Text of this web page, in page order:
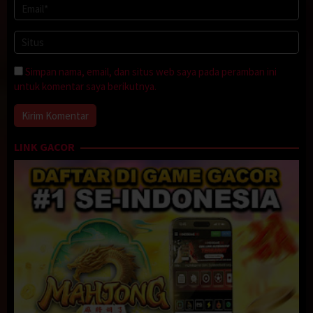
remas payudara Febby, terasa sangat kenyal meskipun abru dari
luar bajunya. Tangan Febbypun mulai memegang penisku yang
sudah dari tadi sangat tegang dan kenceng sekali.
Aku mulai membuka baju Febby, kubuka kancing bajunya satu
persatu dan melepaskan BH nya sekalian dan tampaklah susu
montok kenceng sekali milik Febby, aku yang sangat bernafsu
langsung melumat kedua putting merah merona milik Febby.
Febby mendesah kenikmatan “Aaaahhhh….Aaaahhhh..Puaskan
tangank membuka celana Febby dan celana dakamnya kemudian
aku memasukan jariku kedalam vagina Febby Febby tambah
merintih “Aaaarrrggghhh….. Maaasssss….” Aku terus memasuk
dan keluarkan jariku dari vagina Febby. 5 menit berselang Febby
merintih “Maaasssss…… Akkuu… Keluuuuaaarrrr…….” Febby
orgasme untuk yang pertama.
Setalah Febby orgasme aku menarik jariku darimemek
Febby
kemudian menyorohkan penisku kemulut Febby dan Febbypun
langsung melumat batang kejantananku tersebut dengan
lahapnya. Kepalaku tersentak merasa kemnikmatan yang tiada
taranya saat Febby melumat habis penisku. Sambil penisku
Simpan nama, email, dan situs web saya pada peramban ini
untuk komentar saya berikutnya.
LINK GACOR